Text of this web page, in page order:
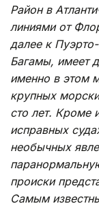
Район в
линиями от
далее к
Багамы, имеет
именно в этом
крупных
сто лет. Кроме
исправных
необычных
происки
Самым